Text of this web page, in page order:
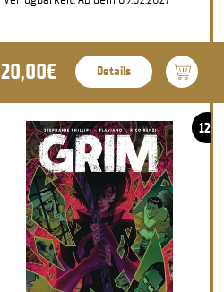
20,00€ Details
12+